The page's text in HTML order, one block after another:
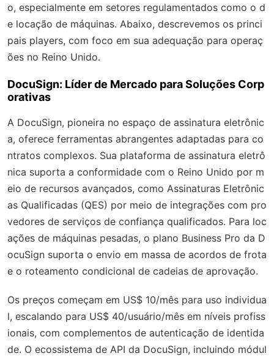
o, especialmente em setores regulamentados como o d
e locação de máquinas. Abaixo, descrevemos os princi
pais players, com foco em sua adequação para operaç
ões no Reino Unido.
DocuSign: Líder de Mercado para Soluções Corp
orativas
A DocuSign, pioneira no espaço de assinatura eletrônic
a, oferece ferramentas abrangentes adaptadas para co
ntratos complexos. Sua plataforma de assinatura eletrô
nica suporta a conformidade com o Reino Unido por m
eio de recursos avançados, como Assinaturas Eletrônic
as Qualificadas (QES) por meio de integrações com pro
vedores de serviços de confiança qualificados. Para loc
ações de máquinas pesadas, o plano Business Pro da D
ocuSign suporta o envio em massa de acordos de frota
e o roteamento condicional de cadeias de aprovação.
Os preços começam em US$ 10/mês para uso individua
l, escalando para US$ 40/usuário/mês em níveis profiss
ionais, com complementos de autenticação de identida
de. O ecossistema de API da DocuSign, incluindo módul